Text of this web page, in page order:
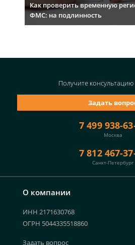
Как проверить временную
ФМС: на подлинность
О компании
ИНН 2171630768
ОГРН 5044335518860
Задать вопрос
7 499 938-
Москва
7 812 467-
Санкт-Петербург
Задать
Получите консультацию